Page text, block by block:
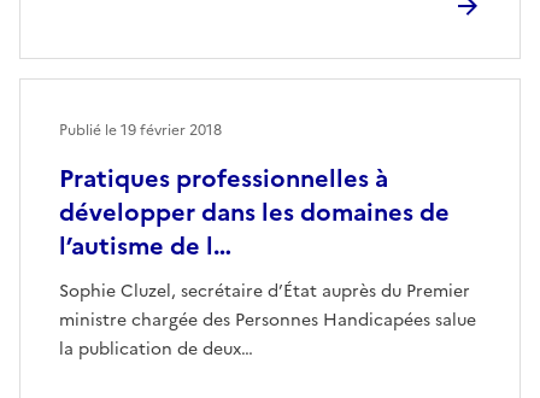
Pratiques professionnelles à
développer dans les domaines de
l’autisme de l…
Sophie Cluzel, secrétaire d’État auprès du Premier
ministre chargée des Personnes Handicapées salue
la publication de deux…
Publié le19 février 2018